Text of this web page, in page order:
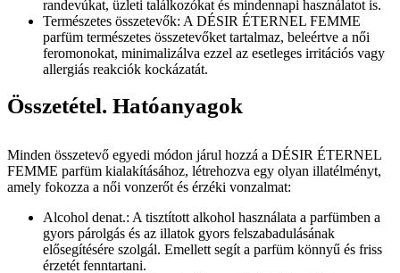
randevúkat, üzleti találkozókat és mindennapi használatot is.
Természetes összetevők: A DÉSIR ÉTERNEL FEMME
parfüm természetes összetevőket tartalmaz, beleértve a női
feromonokat, minimalizálva ezzel az esetleges irritációs vagy
allergiás reakciók kockázatát.
Összetétel. Hatóanyagok
Minden összetevő egyedi módon járul hozzá a DÉSIR ÉTERNEL
FEMME parfüm kialakításához, létrehozva egy olyan illatélményt,
amely fokozza a női vonzerőt és érzéki vonzalmat:
Alcohol denat.: A tisztított alkohol használata a parfümben a
gyors párolgás és az illatok gyors felszabadulásának
elősegítésére szolgál. Emellett segít a parfüm könnyű és friss
érzetét fenntartani.